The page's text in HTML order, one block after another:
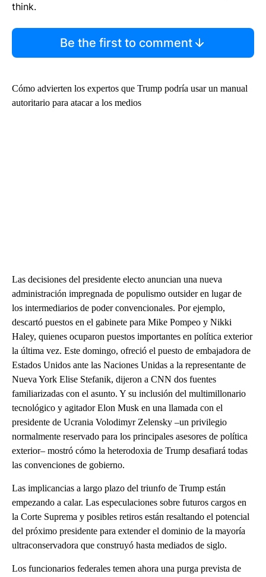
think.
Be the first to comment
Cómo advierten los expertos que Trump podría usar un manual
autoritario para atacar a los medios
Las decisiones del presidente electo anuncian una nueva
administración impregnada de populismo outsider en lugar de
los intermediarios de poder convencionales. Por ejemplo,
descartó puestos en el gabinete para Mike Pompeo y Nikki
Haley, quienes ocuparon puestos importantes en política exterior
la última vez. Este domingo, ofreció el puesto de embajadora de
Estados Unidos ante las Naciones Unidas a la representante de
Nueva York Elise Stefanik, dijeron a CNN dos fuentes
familiarizadas con el asunto. Y su inclusión del multimillonario
tecnológico y agitador Elon Musk en una llamada con el
presidente de Ucrania Volodimyr Zelensky –un privilegio
normalmente reservado para los principales asesores de política
exterior– mostró cómo la heterodoxia de Trump desafiará todas
las convenciones de gobierno.
Las implicancias a largo plazo del triunfo de Trump están
empezando a calar. Las especulaciones sobre futuros cargos en
la Corte Suprema y posibles retiros están resaltando el potencial
del próximo presidente para extender el dominio de la mayoría
ultraconservadora que construyó hasta mediados de siglo.
Los funcionarios federales temen ahora una purga prevista de